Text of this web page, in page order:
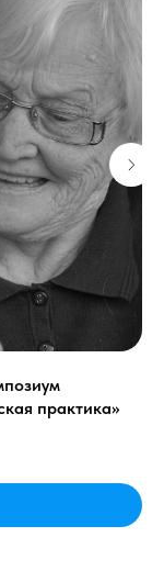
практика»